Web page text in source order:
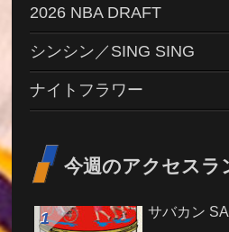
2026 NBA DRAFT
シンシン／SING SING
ナイトフラワー
今週のアクセスラ
サバカン